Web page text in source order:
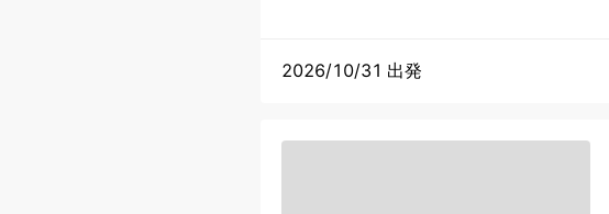
2026/10/31 出発